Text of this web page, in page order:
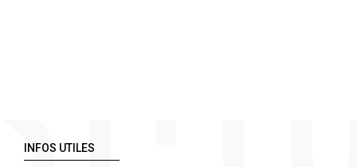
INFOS UTILES